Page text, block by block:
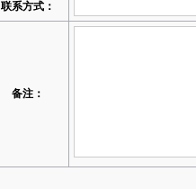
联系方式：
备注：